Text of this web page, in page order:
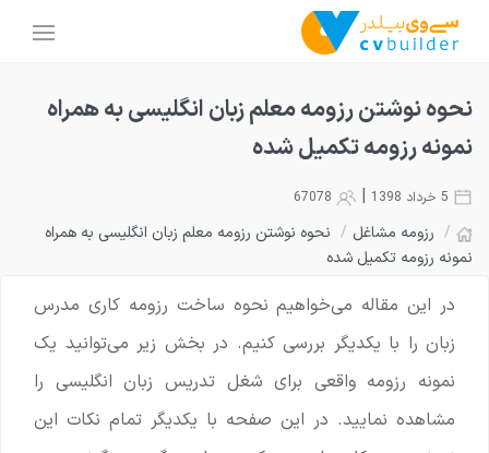
نحوه نوشتن رزومه معلم زبان انگلیسی به همراه
نمونه رزومه تکمیل شده
|
/ رزومه مشاغل / نحوه نوشتن رزومه معلم زبان انگلیسی به همراه
نمونه رزومه تکمیل شده
در این مقاله می‌خواهیم نحوه ساخت رزومه کاری مدرس
زبان را با یکدیگر بررسی کنیم. در بخش زیر می‌توانید یک
نمونه رزومه واقعی برای شغل تدریس زبان انگلیسی را
مشاهده نمایید. در این صفحه با یکدیگر تمام نکات این